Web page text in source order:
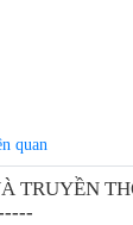
quan
TRUYỀN